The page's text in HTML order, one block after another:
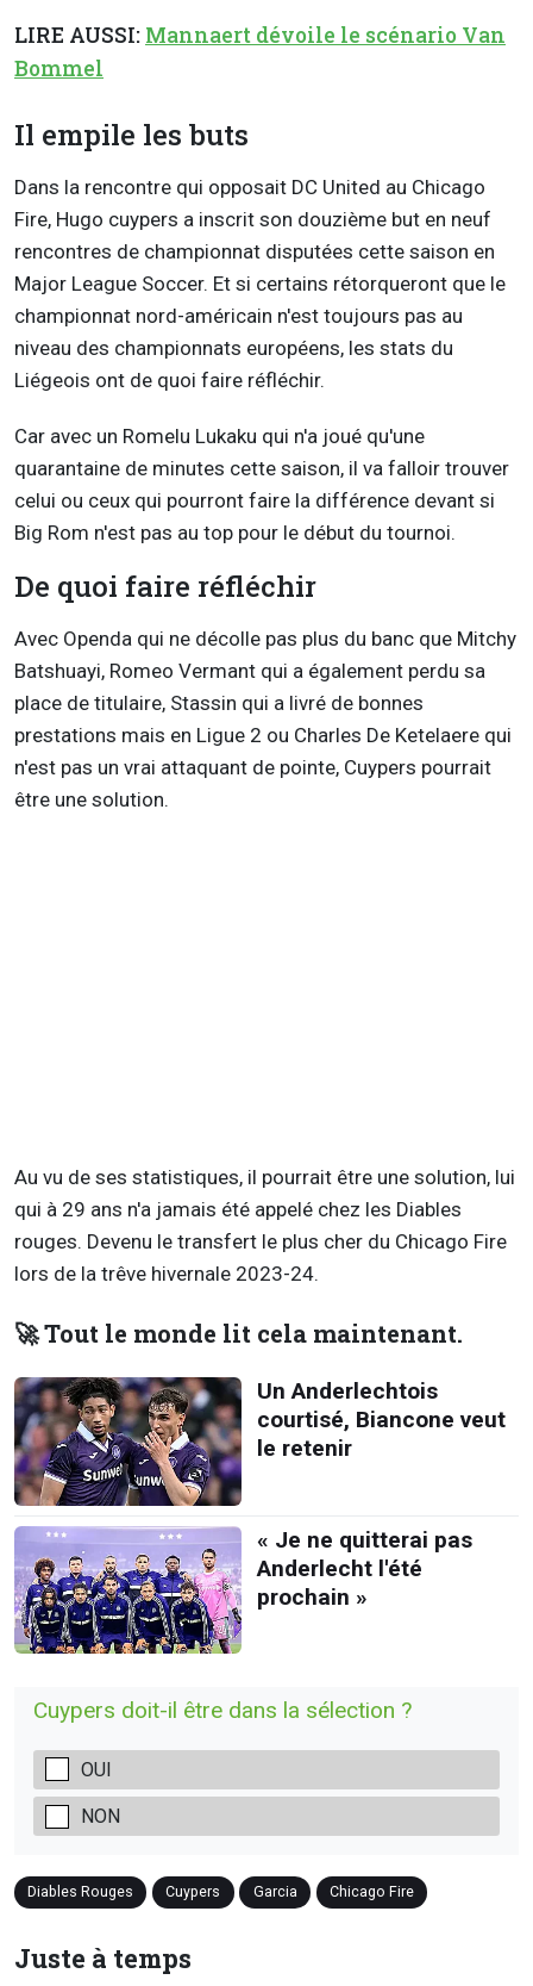
LIRE AUSSI: Mannaert dévoile le scénario Van
Bommel
Il empile les buts
Dans la rencontre qui opposait DC United au Chicago
Fire, Hugo cuypers a inscrit son douzième but en neuf
rencontres de championnat disputées cette saison en
Major League Soccer. Et si certains rétorqueront que le
championnat nord-américain n'est toujours pas au
niveau des championnats européens, les stats du
Liégeois ont de quoi faire réfléchir.
Car avec un Romelu Lukaku qui n'a joué qu'une
quarantaine de minutes cette saison, il va falloir trouver
celui ou ceux qui pourront faire la différence devant si
Big Rom n'est pas au top pour le début du tournoi.
De quoi faire réfléchir
Avec Openda qui ne décolle pas plus du banc que Mitchy
Batshuayi, Romeo Vermant qui a également perdu sa
place de titulaire, Stassin qui a livré de bonnes
prestations mais en Ligue 2 ou Charles De Ketelaere qui
n'est pas un vrai attaquant de pointe, Cuypers pourrait
être une solution.
Au vu de ses statistiques, il pourrait être une solution, lui
qui à 29 ans n'a jamais été appelé chez les Diables
rouges. Devenu le transfert le plus cher du Chicago Fire
lors de la trêve hivernale 2023-24.
🚀 Tout le monde lit cela maintenant.
Un Anderlechtois
courtisé, Biancone veut
le retenir
« Je ne quitterai pas
Anderlecht l'été
prochain »
Cuypers doit-il être dans la sélection ?
OUI
NON
Diables Rouges Cuypers Garcia Chicago Fire
Juste à temps